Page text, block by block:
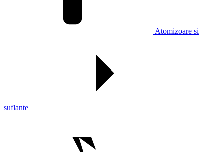
Atomizoare si
suflante